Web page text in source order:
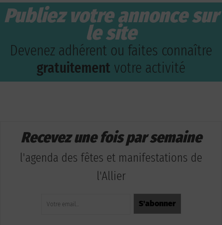
Publiez votre annonce sur
le site
Devenez adhérent ou faites connaître
gratuitement votre activité
Recevez une fois par semaine
l'agenda des fêtes et manifestations de
l'Allier